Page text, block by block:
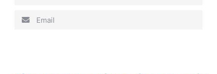
Email